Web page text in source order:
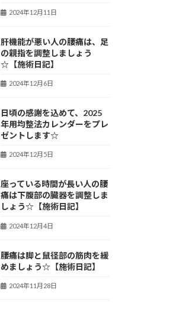
2024年12月11日
肝機能が悪い人の腰痛は、足
の親指を調整しましょう
☆【施術日記】
2024年12月6日
日頃の感謝を込めて、2025
年用均整法カレンダーをプレ
ゼントします☆
2024年12月5日
座っている時間が長い人の腰
痛は下腹部の臓器を調整しま
しょう☆【施術日記】
2024年12月4日
腰痛は脚と鼠径部の筋肉を緩
めましょう☆【施術日記】
2024年11月28日